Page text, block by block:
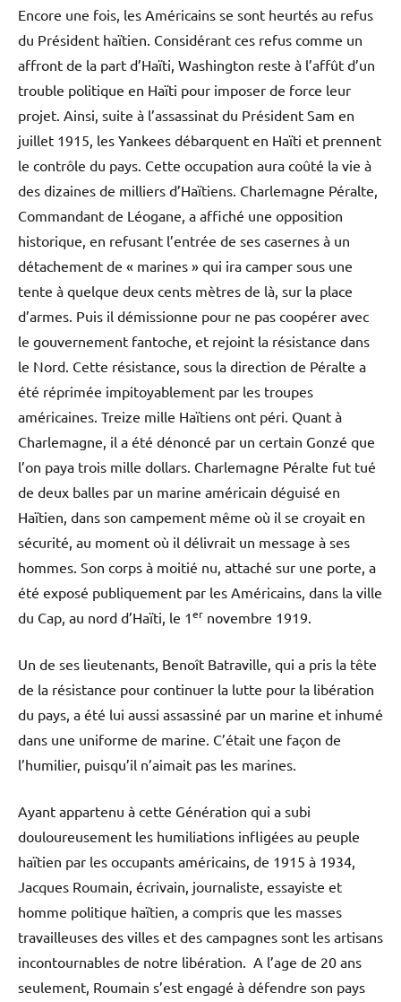
Encore une fois, les Américains se sont heurtés au refus
du Président haïtien. Considérant ces refus comme un
affront de la part d’Haïti, Washington reste à l’affût d’un
trouble politique en Haïti pour imposer de force leur
projet. Ainsi, suite à l’assassinat du Président Sam en
juillet 1915, les Yankees débarquent en Haïti et prennent
le contrôle du pays. Cette occupation aura coûté la vie à
des dizaines de milliers d’Haïtiens. Charlemagne Péralte,
Commandant de Léogane, a affiché une opposition
historique, en refusant l’entrée de ses casernes à un
détachement de « marines » qui ira camper sous une
tente à quelque deux cents mètres de là, sur la place
d’armes. Puis il démissionne pour ne pas coopérer avec
le gouvernement fantoche, et rejoint la résistance dans
le Nord. Cette résistance, sous la direction de Péralte a
été réprimée impitoyablement par les troupes
américaines. Treize mille Haïtiens ont péri. Quant à
Charlemagne, il a été dénoncé par un certain Gonzé que
l’on paya trois mille dollars. Charlemagne Péralte fut tué
de deux balles par un marine américain déguisé en
Haïtien, dans son campement même où il se croyait en
sécurité, au moment où il délivrait un message à ses
hommes. Son corps à moitié nu, attaché sur une porte, a
été exposé publiquement par les Américains, dans la ville
du Cap, au nord d’Haïti, le 1er novembre 1919.
Un de ses lieutenants, Benoît Batraville, qui a pris la tête
de la résistance pour continuer la lutte pour la libération
du pays, a été lui aussi assassiné par un marine et inhumé
dans une uniforme de marine. C’était une façon de
l’humilier, puisqu’il n’aimait pas les marines.
Ayant appartenu à cette Génération qui a subi
douloureusement les humiliations infligées au peuple
haïtien par les occupants américains, de 1915 à 1934,
Jacques Roumain, écrivain, journaliste, essayiste et
homme politique haïtien, a compris que les masses
travailleuses des villes et des campagnes sont les artisans
incontournables de notre libération. A l’age de 20 ans
seulement, Roumain s’est engagé à défendre son pays